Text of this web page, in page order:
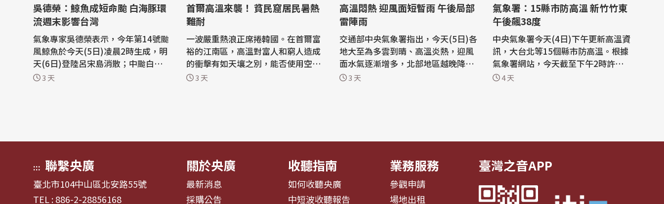
吳德榮：鯨魚成短命颱 白海豚環
流週末影響台灣
氣象專家吳德榮表示，今年第14號颱
風鯨魚於今天(5日)凌晨2時生成，明
天(6日)登陸呂宋島消散；中颱白海豚
估7至9日環流通過北部海面、向北迴
3 天
首爾高溫來襲！ 貧民窟居民暑熱
難耐
一波嚴重熱浪正席捲韓國。在首爾富
裕的江南區，高溫對富人和窮人造成
的衝擊有如天壤之別，能否使用空調
如今更加凸顯當地的貧富懸殊。 窮人
3 天
高溫悶熱 迎風面短暫雨 午後局部
雷陣雨
交通部中央氣象署指出，今天(5日)各
地大至為多雲到晴、高溫炎熱，迎風
面水氣逐漸增多，北部地區越晚降雨
機率越增加，偶有短暫陣雨出現，東
3 天
氣象署：15縣市防高溫 新竹竹東
午後飆38度
中央氣象署今天(4日)下午更新高溫資
訊，大台北等15個縣市防高溫。根據
氣象署網站，今天截至下午2時許，
氣溫以新竹縣竹東鎮達攝氏38度最
4 天
::: 聯繫央廣
臺北市104中山區北安路55號
TEL : 886-2-28856168
關於央廣
最新消息
採購公告
收聽指南
如何收聽央廣
中短波收聽報告
業務服務
參觀申請
場地出租
臺灣之音APP